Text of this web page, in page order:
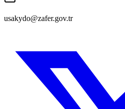
usakydo@zafer.gov.tr